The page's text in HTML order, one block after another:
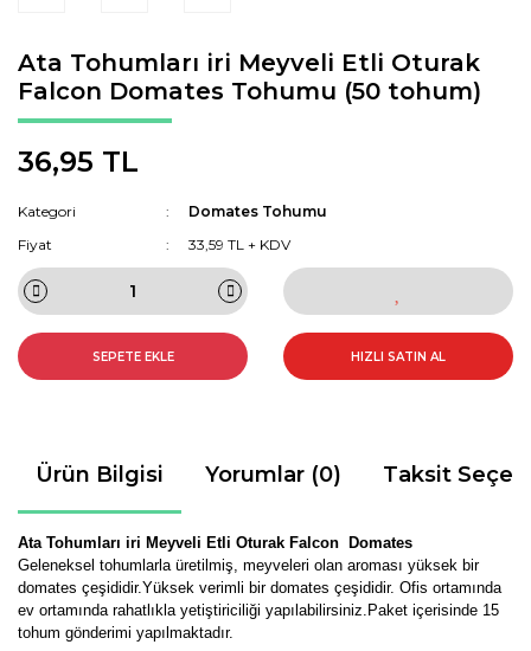
Ata Tohumları iri Meyveli Etli Oturak
Falcon Domates Tohumu (50 tohum)
36,95 TL
Kategori
Domates Tohumu
Fiyat
33,59 TL + KDV
SEPETE EKLE HIZLI SATIN AL
Ürün Bilgisi Yorumlar (0) Taksit
Ata Tohumları iri Meyveli Etli Oturak Falcon Domates
Geleneksel tohumlarla üretilmiş, meyveleri olan aroması yüksek bir
domates çeşididir.Yüksek verimli bir domates çeşididir. Ofis ortamında
ev ortamında rahatlıkla yetiştiriciliği yapılabilirsiniz.Paket içerisinde 15
tohum gönderimi yapılmaktadır.